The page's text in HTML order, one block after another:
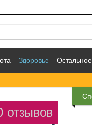
Здоровье Остальное
отзывов